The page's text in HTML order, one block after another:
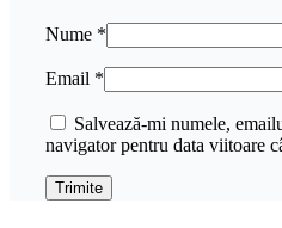
Nume *
Email *
Salvează-mi numele,
navigator pentru data viitoare